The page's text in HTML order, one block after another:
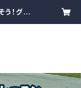
！グレ